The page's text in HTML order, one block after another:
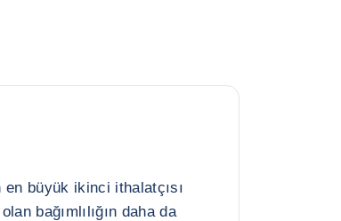
büyük ikinci ithalatçısı
bağımlılığın daha da